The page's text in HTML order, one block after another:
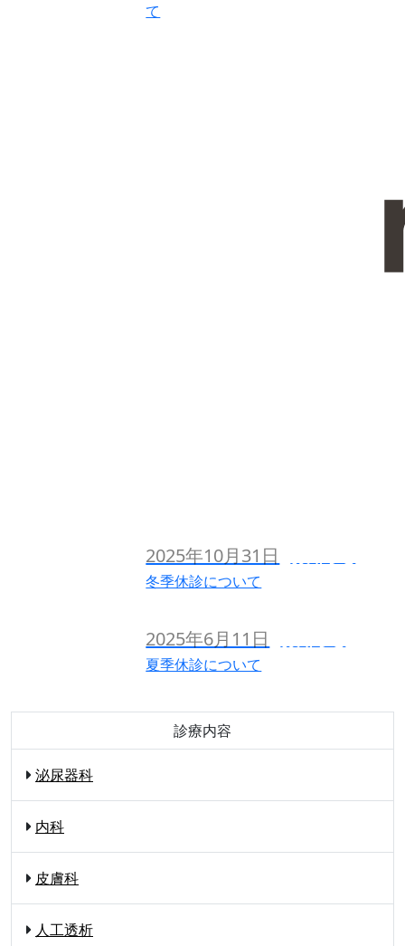
て
2025年10月31日
冬季休診について
2025年6月11日
夏季休診について
診療内容
泌尿器科
内科
皮膚科
人工透析